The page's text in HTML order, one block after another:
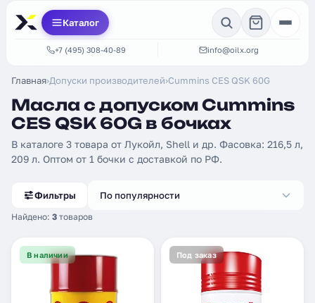
Каталог
+7 (495) 308-40-89 info@oilx.org
Главная›Допуски производителей›Cummins CES QSK 60G
Масла с допуском Cummins
CES QSK 60G в бочках
В каталоге 3 товара от Лукойл, Shell и др. Фасовка: 216,5 л,
209 л. Оптом от 1 бочки с доставкой по РФ.
Фильтры
Найдено: 3 товаров
По популярности
В наличии Под заказ